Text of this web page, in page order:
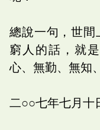
總說一句，世間
窮人的話，就
心、無勤、無知
二○○七年七月十